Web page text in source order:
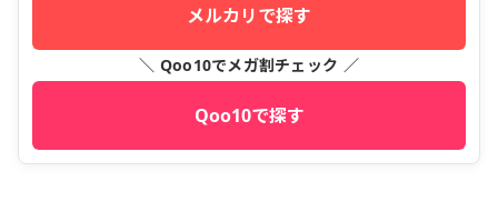
メルカリで探す
＼ Qoo10でメガ割チェック ／
Qoo10で探す